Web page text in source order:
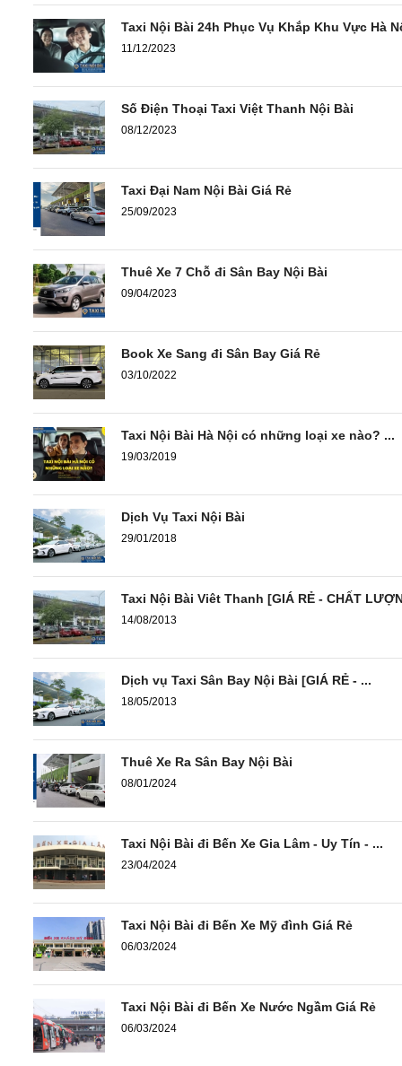
Taxi Nội Bài 24h Phục Vụ Khắp Khu Vực Hà
11/12/2023
Số Điện Thoại Taxi Việt Thanh Nội Bài
08/12/2023
Taxi Đại Nam Nội Bài Giá Rẻ
25/09/2023
Thuê Xe 7 Chỗ đi Sân Bay Nội Bài
09/04/2023
Book Xe Sang đi Sân Bay Giá Rẻ
03/10/2022
Taxi Nội Bài Hà Nội có những loại xe nào? ...
19/03/2019
Dịch Vụ Taxi Nội Bài
29/01/2018
Taxi Nội Bài Viêt Thanh [GIÁ RẺ - CHẤT
14/08/2013
Dịch vụ Taxi Sân Bay Nội Bài [GIÁ RẺ - ...
18/05/2013
Thuê Xe Ra Sân Bay Nội Bài
08/01/2024
Taxi Nội Bài đi Bến Xe Gia Lâm - Uy Tín - ...
23/04/2024
Taxi Nội Bài đi Bến Xe Mỹ đình Giá Rẻ
06/03/2024
Taxi Nội Bài đi Bến Xe Nước Ngầm Giá Rẻ
06/03/2024